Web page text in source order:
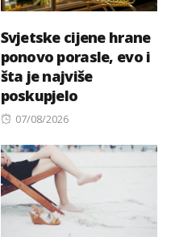
Svjetske cijene hrane
ponovo porasle, evo i
šta je najviše
poskupjelo
Posted
07/08/2026